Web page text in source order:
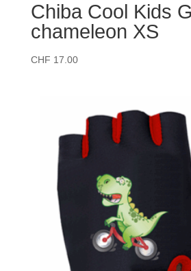
Chiba Cool Kids
chameleon XS
CHF 17.00